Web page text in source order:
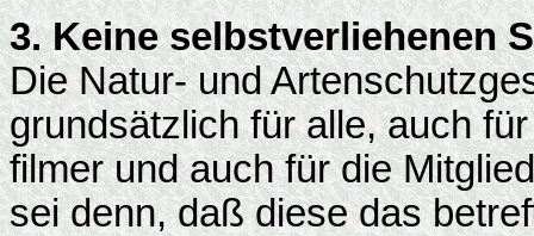
3. Keine selbstverliehenen
Die Natur- und
grundsätzlich für alle, auch
filmer und auch für die
sei denn, daß diese das